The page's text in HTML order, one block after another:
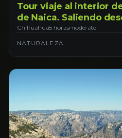
Tour viaje al interior
de Naica. Saliendo
Chihuahua5 horasmoderate
NATURALEZA